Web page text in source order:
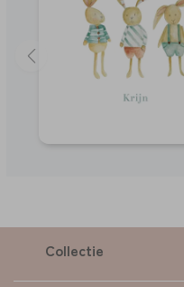
Collectie